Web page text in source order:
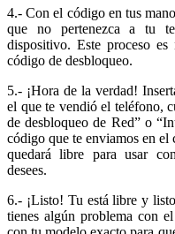
4.- Con el código en tus
que no pertenezca a tu
dispositivo. Este proceso
código de desbloqueo.
5.- ¡Hora de la verdad!
el que te vendió el teléfono,
de desbloqueo de Red” o
código que te enviamos en
quedará libre para usar
desees.
6.- ¡Listo! Tu está libre y
tienes algún problema con